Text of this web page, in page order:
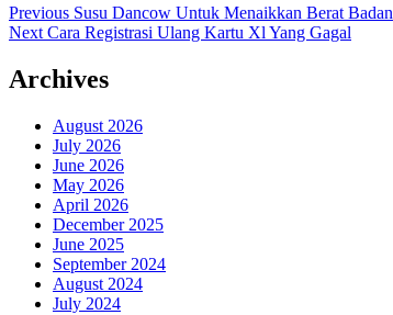
Post
navigation
Previous Previous
post:
Susu Dancow Untuk Menaikkan Berat Badan
Next Next
Cara Registrasi Ulang Kartu Xl Yang Gagal
Archives
August 2026
July 2026
June 2026
May 2026
April 2026
December 2025
June 2025
September 2024
August 2024
July 2024